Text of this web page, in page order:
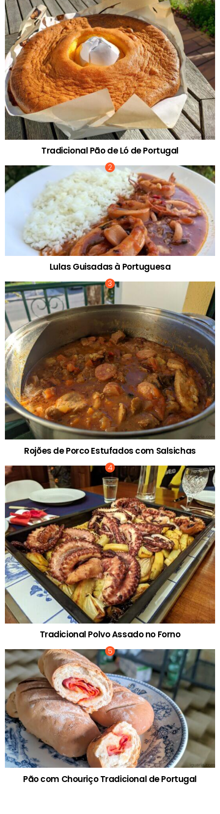
Tradicional Pão de Ló de Portugal
Lulas Guisadas à Portuguesa
Rojões de Porco Estufados com Salsichas
Tradicional Polvo Assado no Forno
Pão com Chouriço Tradicional de Portugal